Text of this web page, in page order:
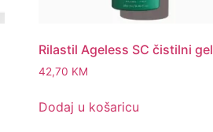
Rilastil Ageless SC čistilni gel
42,70 KM
Dodaj u košaricu